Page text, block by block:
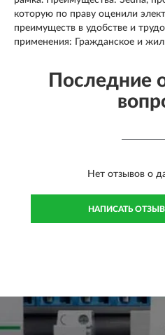
которую по праву оценили
преимуществ в удобстве и
применения: Гражданское и
Последние
Нет отзывов о
НАПИСАТЬ